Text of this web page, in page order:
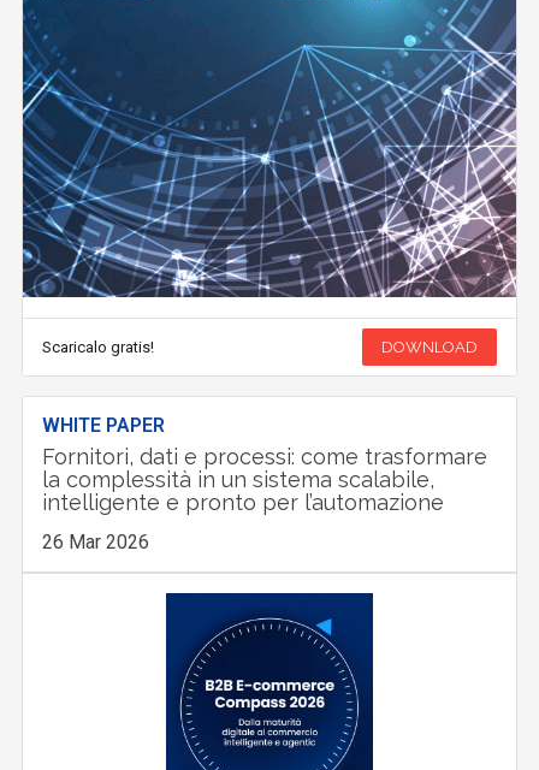
Scaricalo gratis! DOWNLOAD
WHITE PAPER
Fornitori, dati e processi: come trasformare
la complessità in un sistema scalabile,
intelligente e pronto per l’automazione
26 Mar 2026